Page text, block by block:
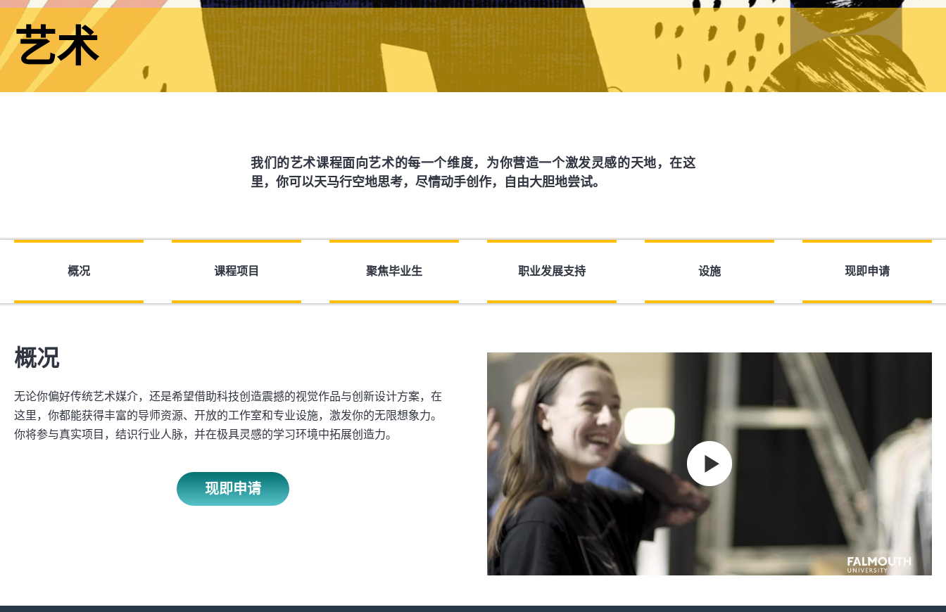
艺术
我们的艺术课程面向艺术的每一个维度，为你营造一个激发灵感的天地，在这
里，你可以天马行空地思考，尽情动手创作，自由大胆地尝试。
概况 课程项目 聚焦毕业生 职业发展支持 设施 现即申请
概况
无论你偏好传统艺术媒介，还是希望借助科技创造震撼的视觉作品与创新设计方案，在
这里，你都能获得丰富的导师资源、开放的工作室和专业设施，激发你的无限想象力。
你将参与真实项目，结识行业人脉，并在极具灵感的学习环境中拓展创造力。
现即申请